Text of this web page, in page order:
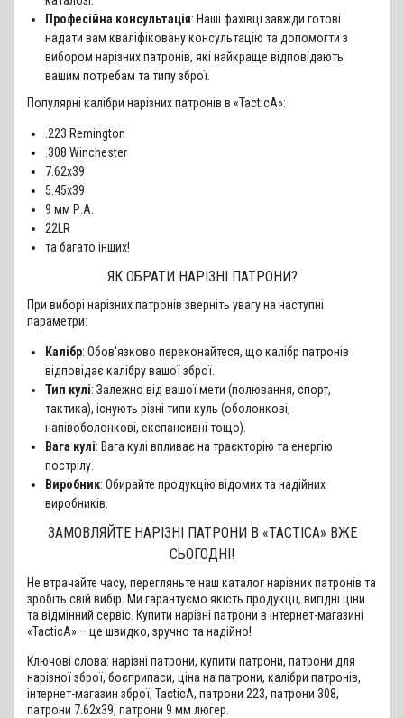
Професійна консультація: Наші фахівці завжди готові
надати вам кваліфіковану консультацію та допомогти з
вибором нарізних патронів, які найкраще відповідають
вашим потребам та типу зброї.
Популярні калібри нарізних патронів в «TacticA»:
.223 Remington
.308 Winchester
7.62x39
5.45x39
9 мм Р.А.
22LR
та багато інших!
ЯК ОБРАТИ НАРІЗНІ ПАТРОНИ?
При виборі нарізних патронів зверніть увагу на наступні
параметри:
Калібр: Обов'язково переконайтеся, що калібр патронів
відповідає калібру вашої зброї.
Тип кулі: Залежно від вашої мети (полювання, спорт,
тактика), існують різні типи куль (оболонкові,
напівоболонкові, експансивні тощо).
Вага кулі: Вага кулі впливає на траєкторію та енергію
пострілу.
Виробник: Обирайте продукцію відомих та надійних
виробників.
ЗАМОВЛЯЙТЕ НАРІЗНІ ПАТРОНИ В «TACTICA» ВЖЕ
СЬОГОДНІ!
Не втрачайте часу, перегляньте наш каталог нарізних патронів та
зробіть свій вибір. Ми гарантуємо якість продукції, вигідні ціни
та відмінний сервіс. Купити нарізні патрони в інтернет-магазині
«TacticA» – це швидко, зручно та надійно!
Ключові слова: нарізні патрони, купити патрони, патрони для
нарізної зброї, боєприпаси, ціна на патрони, калібри патронів,
інтернет-магазин зброї, TacticA, патрони 223, патрони 308,
патрони 7.62x39, патрони 9 мм люгер.